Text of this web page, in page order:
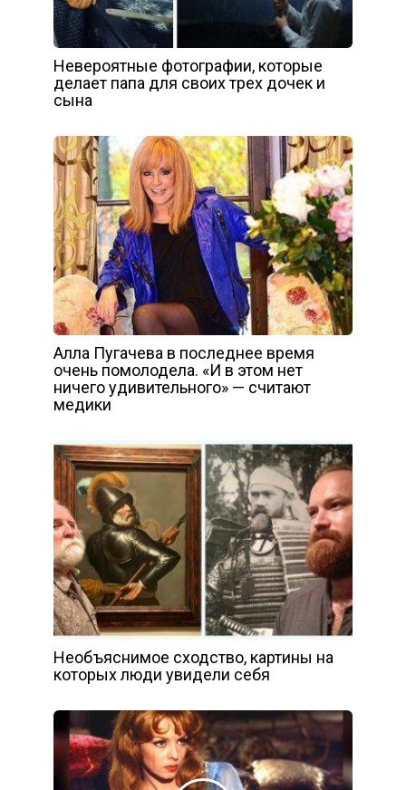
Невероятные фотографии, которые
делает папа для своих трех дочек и
сына
Алла Пугачева в последнее время
очень помолодела. «И в этом нет
ничего удивительного» — считают
медики
Необъяснимое сходство, картины на
которых люди увидели себя